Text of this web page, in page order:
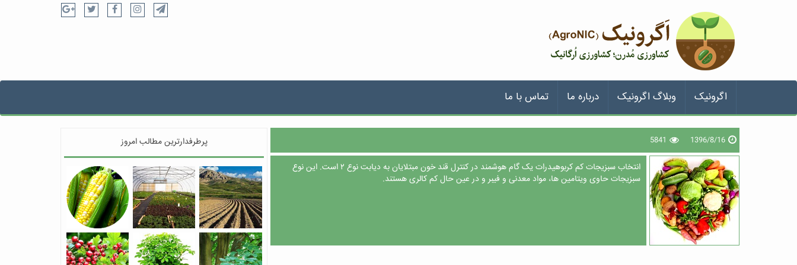
اگرونیک وبلاگ اگرونیک درباره ما تماس با ما
1396/8/16
5841
انتخاب سبزیجات کم کربوهیدرات یک گام هوشمند در کنترل قند خون مبتلایان به دیابت نوع ۲ است. این نوع
سبزیجات حاوی ویتامین ها، مواد معدنی و فیبر و در عین حال کم کالری هستند.
پرطرفدارترین مطالب امروز